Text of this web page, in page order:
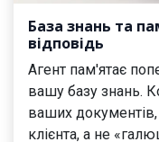
База знань та
відповідь
Агент пам'ятає
вашу базу знань.
ваших документів,
клієнта, а не